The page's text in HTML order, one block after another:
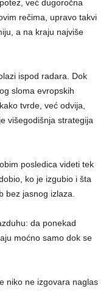
već dugoročna
rečima, upravo takvi
a na kraju najviše
ispod radara. Dok
sloma evropskih
tvrde, već odvija,
višegodišnja strategija
posledica videti tek
ko je izgubio i šta
bez jasnog izlaza.
da ponekad
moćno samo dok se
niko ne izgovara naglas